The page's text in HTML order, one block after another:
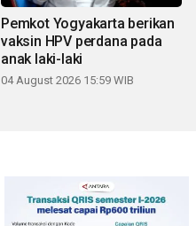
Pemkot Yogyakarta berikan
vaksin HPV perdana pada
anak laki-laki
04 August 2026 15:59 WIB